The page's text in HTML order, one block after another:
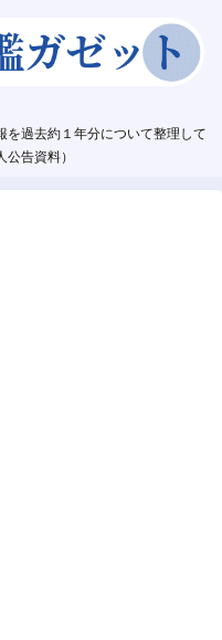
を過去約１年分について整理して
告資料）